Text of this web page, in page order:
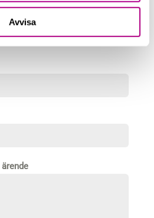
Avvisahjälpa ditt företag
ekonomifunktioner?
fyll i formuläret nedan!